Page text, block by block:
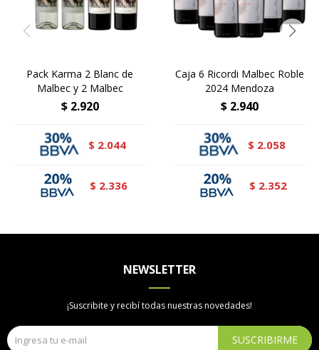
Pack Karma 2 Blanc de
Malbec y 2 Malbec
$ 2.920
$ 2.044
$ 2.336
Caja 6 Ricordi Malbec Roble
2024 Mendoza
$ 2.940
$ 2.058
$ 2.352
NEWSLETTER
¡Suscribite y recibí todas nuestras novedades!
SUSCRIBIRME